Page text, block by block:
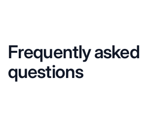
Frequently asked
questions